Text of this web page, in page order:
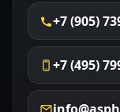
+7 (905)
+7 (495)